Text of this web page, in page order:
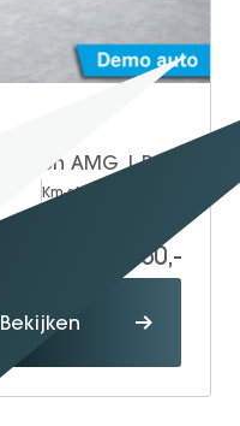
Shooting Brake 180 Star Edition AMG | Panoramadak | Nightpakket | Apple CarPlay | Android Auto | Sfeerverlichting | Stoelverwarming | Achteruitrijcamera | Elektrische Achterklep | Elektrisch Inklapbare Buitenspiegels
Km-stand
37.950,-
Bekijken